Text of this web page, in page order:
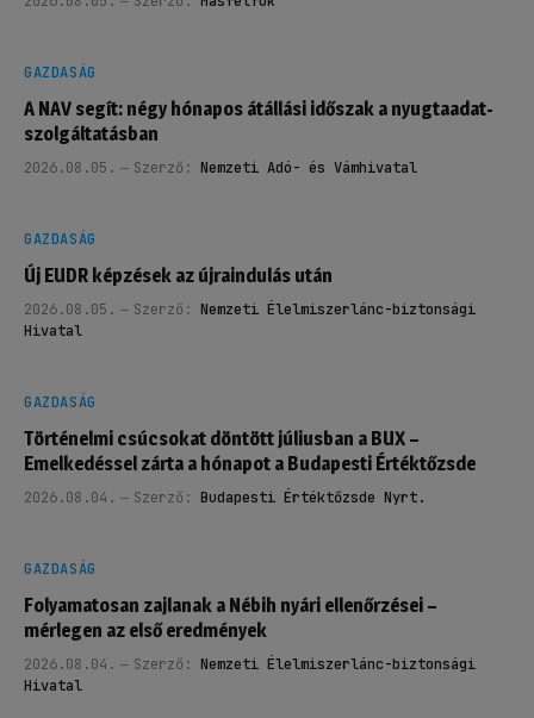
GAZDASÁG
A NAV segít: négy hónapos átállási időszak a nyugtaadat-
szolgáltatásban
2026.08.05. Szerző: Nemzeti Adó- és Vámhivatal
GAZDASÁG
Új EUDR képzések az újraindulás után
2026.08.05. Szerző: Nemzeti Élelmiszerlánc-biztonsági
Hivatal
GAZDASÁG
Történelmi csúcsokat döntött júliusban a BUX –
Emelkedéssel zárta a hónapot a Budapesti Értéktőzsde
2026.08.04. Szerző: Budapesti Értéktőzsde Nyrt.
GAZDASÁG
Folyamatosan zajlanak a Nébih nyári ellenőrzései –
mérlegen az első eredmények
2026.08.04. Szerző: Nemzeti Élelmiszerlánc-biztonsági
Hivatal